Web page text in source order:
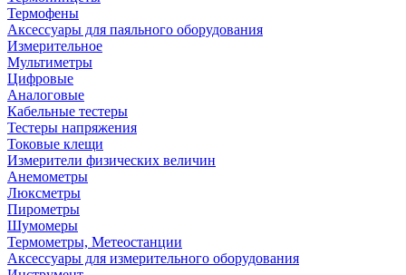
Термофены
Аксессуары для паяльного оборудования
Измерительное
Мультиметры
Цифровые
Аналоговые
Кабельные тестеры
Тестеры напряжения
Токовые клещи
Измерители физических величин
Анемометры
Люксметры
Пирометры
Шумомеры
Термометры, Метеостанции
Аксессуары для измерительного оборудования